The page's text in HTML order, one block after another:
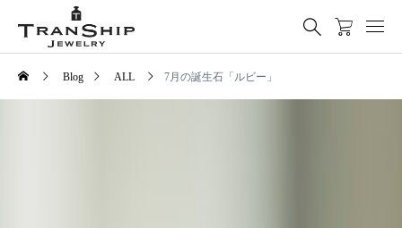
Blog ALL 7月の誕生石「ルビー」